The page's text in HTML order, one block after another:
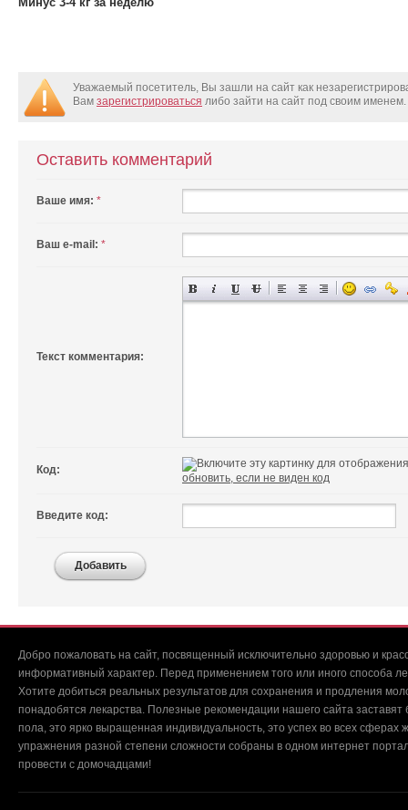
Уважаемый посетитель, Вы зашли на сайт как
Вам зарегистрироваться либо зайти на сайт под своим именем.
Оставить комментарий
Ваше имя: *
Ваш e-mail: *
Текст комментария:
Код:
обновить, если не виден код
Введите код:
Добавить
Добро пожаловать на сайт, посвященный исключительно здоровью и
информативный характер. Перед применением того или иного способа
Хотите добиться реальных результатов для сохранения и продления
понадобятся лекарства. Полезные рекомендации нашего сайта
пола, это ярко выращенная индивидуальность, это успех во всех
упражнения разной степени сложности собраны в одном интернет
провести с домочадцами!